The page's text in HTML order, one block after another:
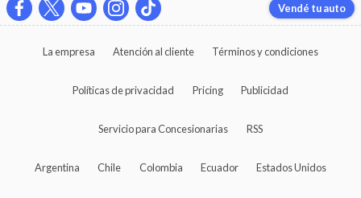
Vendé tu auto
La empresa Atención al cliente Términos y condiciones
Políticas de privacidad Pricing Publicidad
Servicio para Concesionarias RSS
Argentina Chile Colombia Ecuador Estados Unidos